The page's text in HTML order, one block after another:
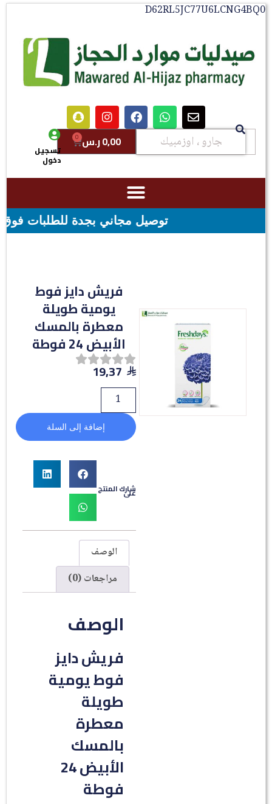
0,00ر.س تسجيل
دخول
توصيل مجاني بجدة للطلبات فوق قيمه ال ١٠٠ ريال - شحن مجاني لقيمه اكثر من ٢٩٩ ريال
فريش دايز فوط
يومية طويلة
معطرة بالمسك
الأبيض 24 فوطة
19,37
إضافة إلى السلة
شارك المنتج
الوصف
مراجعات (0)
الوصف
فريش دايز
فوط يومية
طويلة
معطرة
بالمسك
الأبيض 24
فوطة